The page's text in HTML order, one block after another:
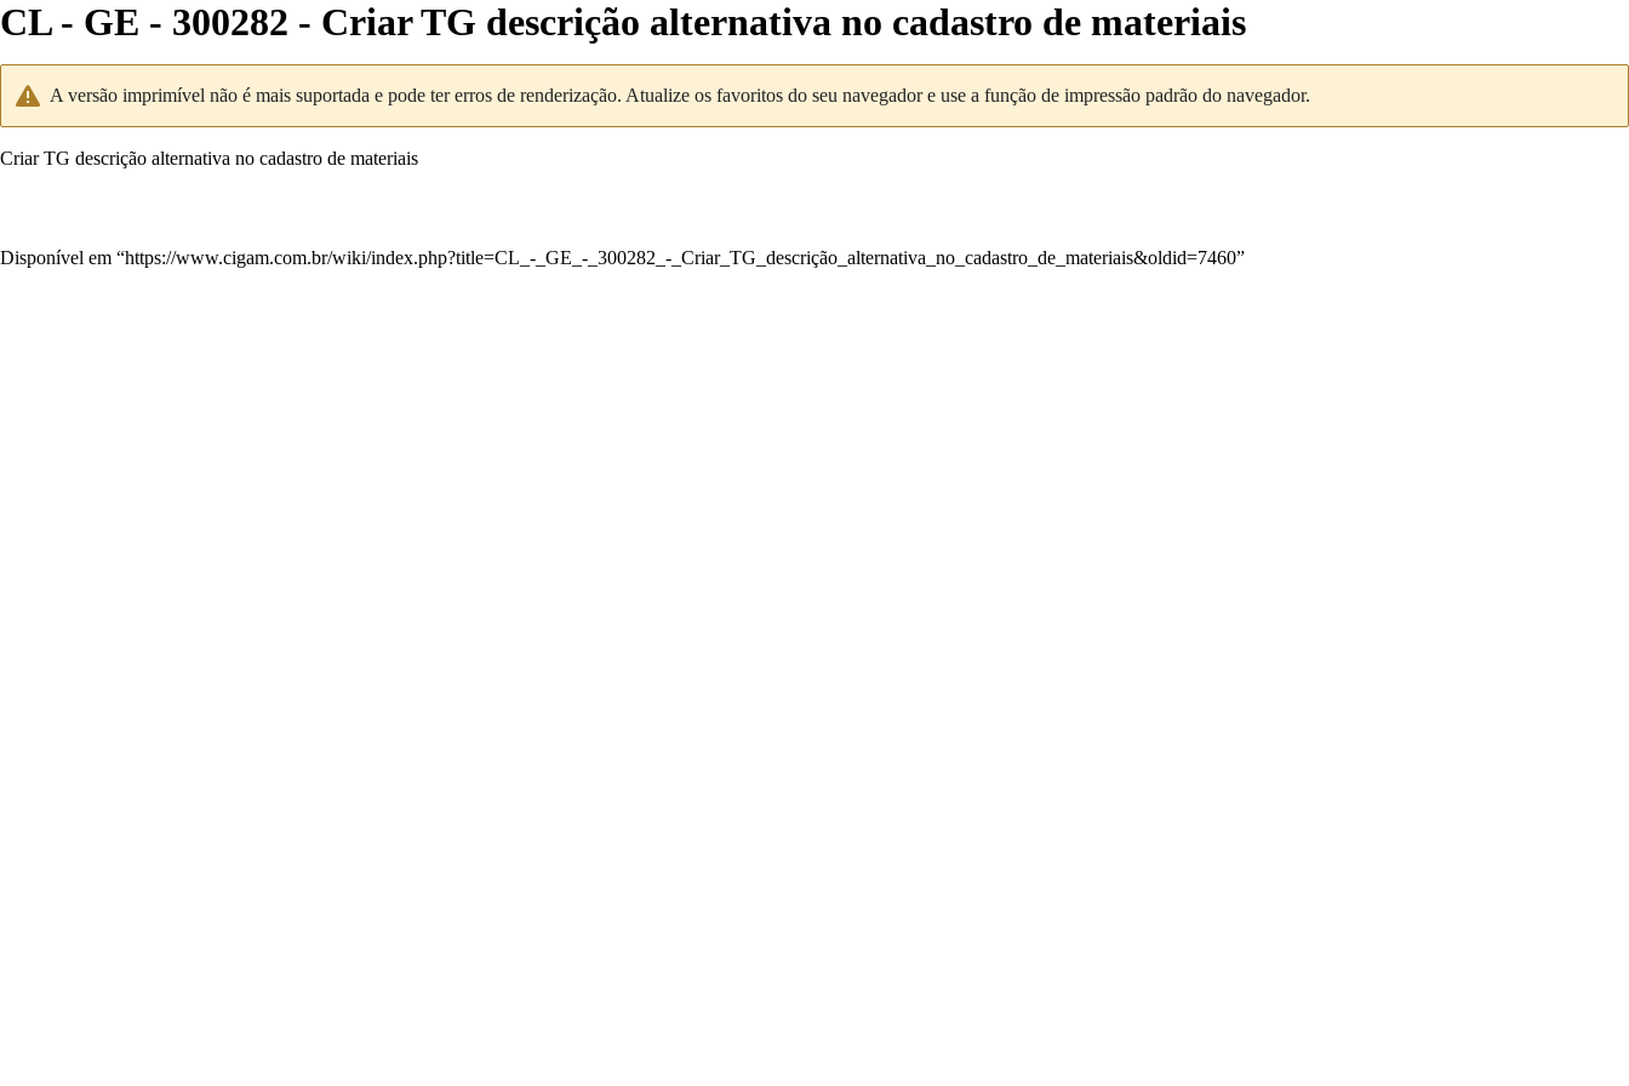
CL - GE - 300282 - Criar TG descrição alternativa no cadastro de materiais
A versão imprimível não é mais suportada e pode ter erros de renderização. Atualize os favoritos do seu navegador e use a função de impressão padrão do navegador.
Criar TG descrição alternativa no cadastro de materiais
Disponível em “https://www.cigam.com.br/wiki/index.php?title=CL_-_GE_-_300282_-_Criar_TG_descrição_alternativa_no_cadastro_de_materiais&oldid=7460”